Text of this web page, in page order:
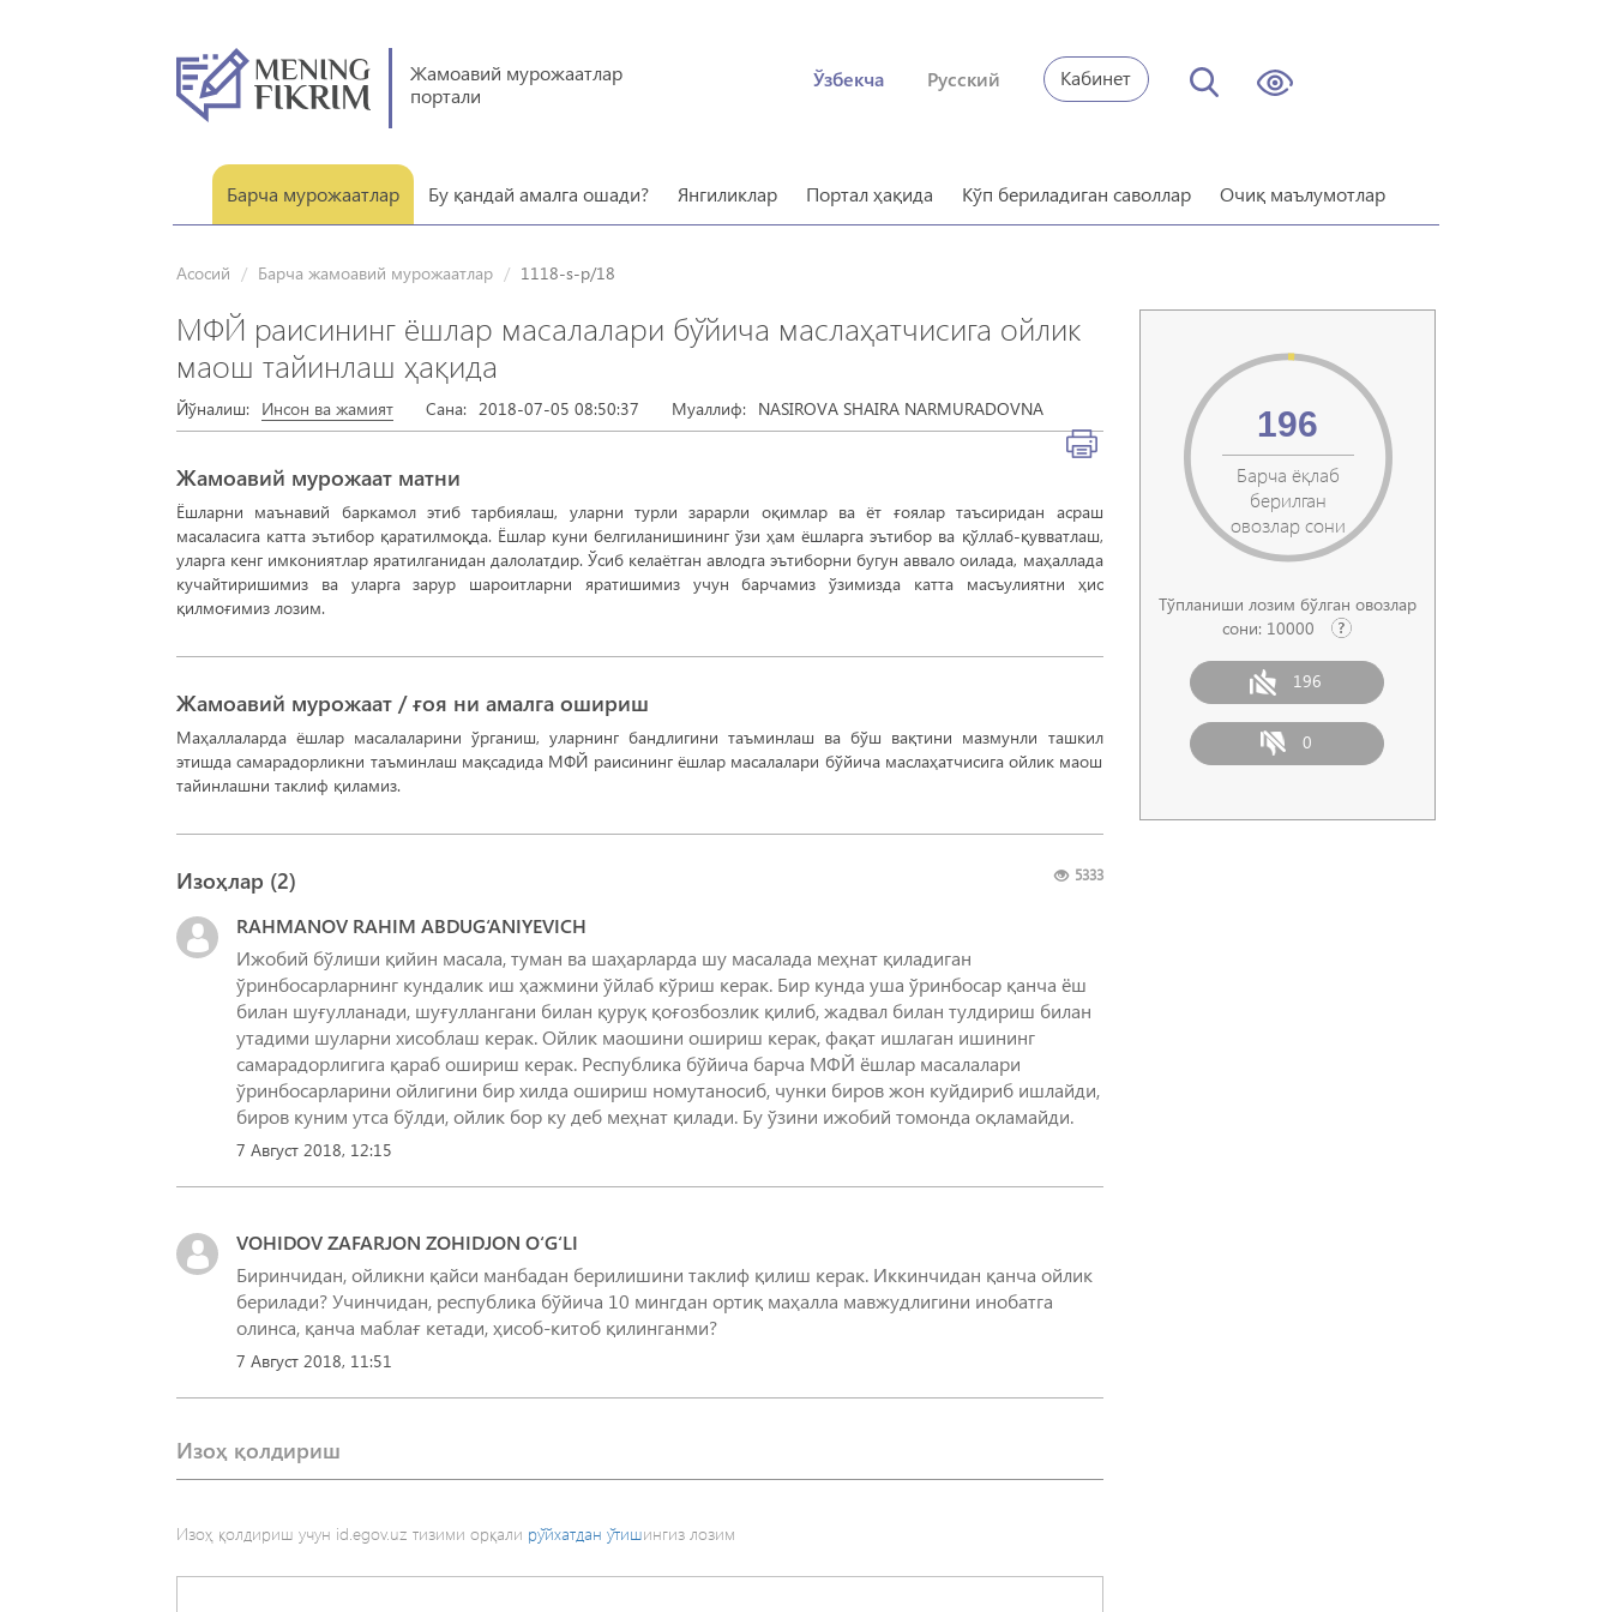
Жамоавий мурожаатлар
портали
Ўзбекча Русский Кабинет
Барча мурожаатлар Бу қандай амалга ошади? Янгиликлар Портал ҳақида Кўп бериладиган саволлар Очиқ маълумотлар
Асосий Барча жамоавий мурожаатлар 1118-s-p/18
Барча ёқлаб
берилган
овозлар сони
196
Тўпланиши лозим бўлган овозлар
сони: 10000
196
0
МФЙ раисининг ёшлар масалалари бўйича маслаҳатчисига ойлик
маош тайинлаш ҳақида
Йўналиш: Инсон ва жамият Сана: 2018-07-05 08:50:37 Муаллиф: NASIROVA SHAIRA NARMURADOVNA
Жамоавий мурожаат матни
Ёшларни маънавий баркамол этиб тарбиялаш, уларни турли зарарли оқимлар ва ёт ғоялар таъсиридан асраш
масаласига катта эътибор қаратилмоқда. Ёшлар куни белгиланишининг ўзи ҳам ёшларга эътибор ва қўллаб-қувватлаш,
уларга кенг имкониятлар яратилганидан далолатдир. Ўсиб келаётган авлодга эътиборни бугун аввало оилада, маҳаллада
кучайтиришимиз ва уларга зарур шароитларни яратишимиз учун барчамиз ўзимизда катта масъулиятни ҳис
қилмоғимиз лозим.
Жамоавий мурожаат / ғоя ни амалга ошириш
Маҳаллаларда ёшлар масалаларини ўрганиш, уларнинг бандлигини таъминлаш ва бўш вақтини мазмунли ташкил
этишда самарадорликни таъминлаш мақсадида МФЙ раисининг ёшлар масалалари бўйича маслаҳатчисига ойлик маош
тайинлашни таклиф қиламиз.
5333
Изоҳлар (2)
RAHMANOV RAHIM ABDUG‘ANIYEVICH
Ижобий бўлиши қийин масала, туман ва шаҳарларда шу масалада меҳнат қиладиган
ўринбосарларнинг кундалик иш ҳажмини ўйлаб кўриш керак. Бир кунда уша ўринбосар қанча ёш
билан шуғулланади, шуғуллангани билан қуруқ қоғозбозлик қилиб, жадвал билан тулдириш билан
утадими шуларни хисоблаш керак. Ойлик маошини ошириш керак, фақат ишлаган ишининг
самарадорлигига қараб ошириш керак. Республика бўйича барча МФЙ ёшлар масалалари
ўринбосарларини ойлигини бир хилда ошириш номутаносиб, чунки биров жон куйдириб ишлайди,
биров куним утса бўлди, ойлик бор ку деб меҳнат қилади. Бу ўзини ижобий томонда оқламайди.
7 Август 2018, 12:15
VOHIDOV ZAFARJON ZOHIDJON O‘G‘LI
Биринчидан, ойликни қайси манбадан берилишини таклиф қилиш керак. Иккинчидан қанча ойлик
берилади? Учинчидан, республика бўйича 10 мингдан ортиқ маҳалла мавжудлигини инобатга
олинса, қанча маблағ кетади, ҳисоб-китоб қилинганми?
7 Август 2018, 11:51
Изоҳ қолдириш
Изоҳ қолдириш учун id.egov.uz тизими орқали рўйхатдан ўтишингиз лозим